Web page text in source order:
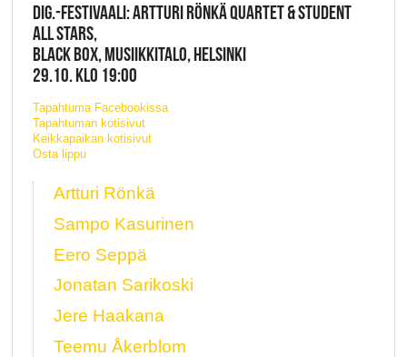
DIG.-FESTIVAALI: ARTTURI RÖNKÄ QUARTET & STUDENT
ALL STARS,
BLACK BOX, MUSIIKKITALO, HELSINKI
29.10. KLO 19:00
Tapahtuma Facebookissa
Tapahtuman kotisivut
Keikkapaikan kotisivut
Osta lippu
Artturi Rönkä
Sampo Kasurinen
Eero Seppä
Jonatan Sarikoski
Jere Haakana
Teemu Åkerblom